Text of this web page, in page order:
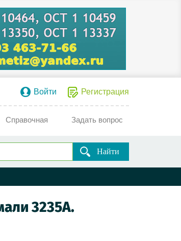
Войти Регистрация
Справочная Задать вопрос
Найти
3235А.